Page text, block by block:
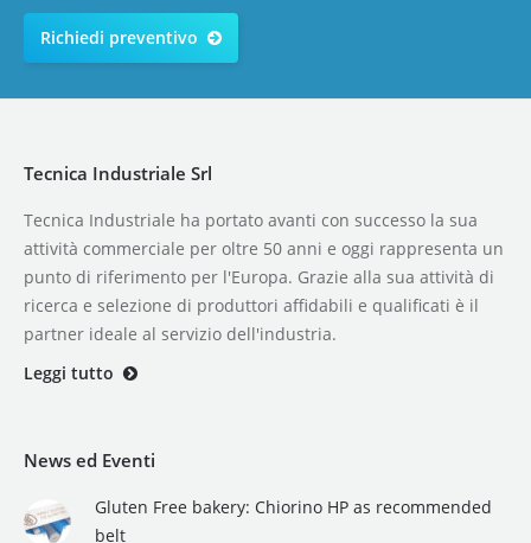
Richiedi preventivo
Tecnica Industriale Srl
Tecnica Industriale ha portato avanti con successo la sua
attività commerciale per oltre 50 anni e oggi rappresenta un
punto di riferimento per l'Europa. Grazie alla sua attività di
ricerca e selezione di produttori affidabili e qualificati è il
partner ideale al servizio dell'industria.
Leggi tutto
News ed Eventi
Gluten Free bakery: Chiorino HP as recommended
belt